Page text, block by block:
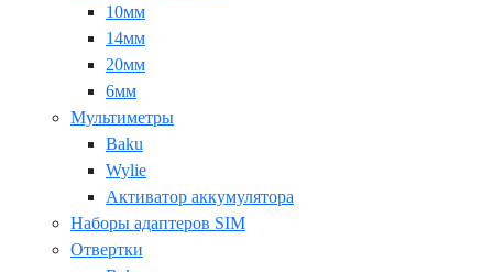
10мм
14мм
20мм
6мм
Мультиметры
Baku
Wylie
Активатор аккумулятора
Наборы адаптеров SIM
Отвертки